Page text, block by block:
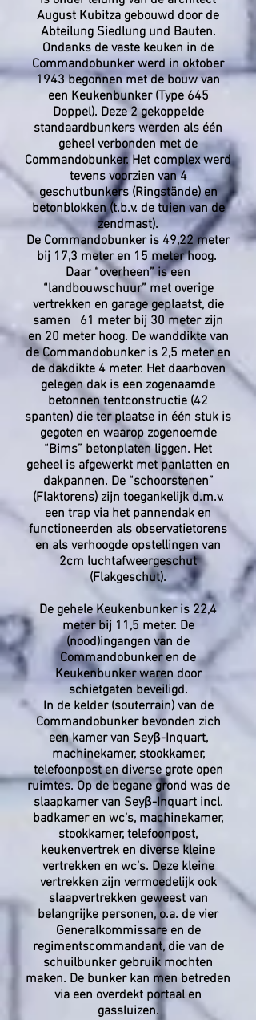
August Kubitza gebouwd door de
Abteilung Siedlung und Bauten.
Ondanks de vaste keuken in de
Commandobunker werd in oktober
1943 begonnen met de bouw van
een Keukenbunker (Type 645
Doppel). Deze 2 gekoppelde
standaardbunkers werden als één
geheel verbonden met de
Commandobunker. Het complex werd
tevens voorzien van 4
geschutbunkers (Ringstände) en
betonblokken (t.b.v. de tuien van de
zendmast).
De Commandobunker is 49,22 meter
bij 17,3 meter en 15 meter hoog.
Daar “overheen” is een
“landbouwschuur” met overige
vertrekken en garage geplaatst, die
samen 61 meter bij 30 meter zijn
en 20 meter hoog. De wanddikte van
de Commandobunker is 2,5 meter en
de dakdikte 4 meter. Het daarboven
gelegen dak is een zogenaamde
betonnen tentconstructie (42
spanten) die ter plaatse in één stuk is
gegoten en waarop zogenoemde
“Bims” betonplaten liggen. Het
geheel is afgewerkt met panlatten en
dakpannen. De “schoorstenen”
(Flaktorens) zijn toegankelijk d.m.v.
een trap via het pannendak en
functioneerden als observatietorens
en als verhoogde opstellingen van
2cm luchtafweergeschut
(Flakgeschut).
De gehele Keukenbunker is 22,4
meter bij 11,5 meter. De
(nood)ingangen van de
Commandobunker en de
Keukenbunker waren door
schietgaten beveiligd.
In de kelder (souterrain) van de
Commandobunker bevonden zich
een kamer van Seyβ-Inquart,
machinekamer, stookkamer,
telefoonpost en diverse grote open
ruimtes. Op de begane grond was de
slaapkamer van Seyβ-Inquart incl.
badkamer en wc’s, machinekamer,
stookkamer, telefoonpost,
keukenvertrek en diverse kleine
vertrekken en wc’s. Deze kleine
vertrekken zijn vermoedelijk ook
slaapvertrekken geweest van
belangrijke personen, o.a. de vier
Generalkommissare en de
regimentscommandant, die van de
schuilbunker gebruik mochten
maken. De bunker kan men betreden
via een overdekt portaal en
gassluizen.